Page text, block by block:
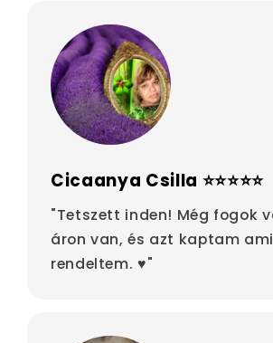
Cicaanya Csilla ⭐⭐⭐⭐⭐
"Tetszett inden! Még fogok
áron van, és azt kaptam
rendeltem. ♥"